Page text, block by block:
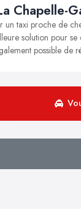
Chapelle-
un taxi proche de
solution pour
possible